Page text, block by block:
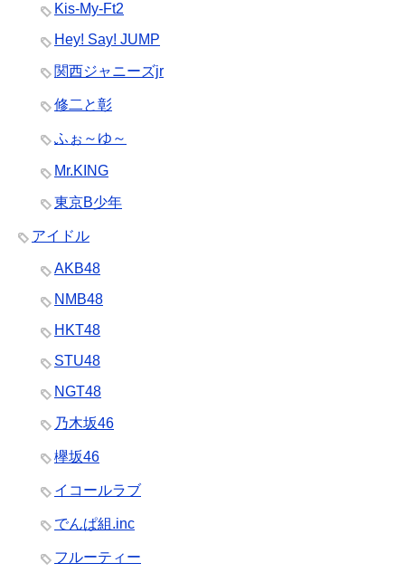
Kis-My-Ft2
Hey! Say! JUMP
関西ジャニーズjr
修二と彰
ふぉ～ゆ～
Mr.KING
東京B少年
アイドル
AKB48
NMB48
HKT48
STU48
NGT48
乃木坂46
欅坂46
イコールラブ
でんぱ組.inc
フルーティー